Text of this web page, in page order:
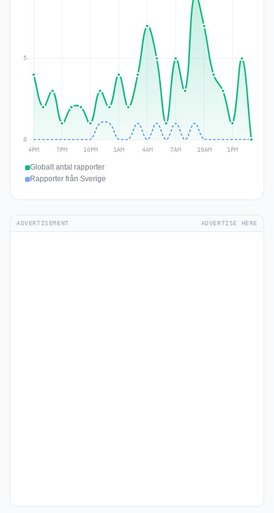
Globalt antal rapporter
Rapporter från Sverige
ADVERTISEMENT ADVERTISE HERE